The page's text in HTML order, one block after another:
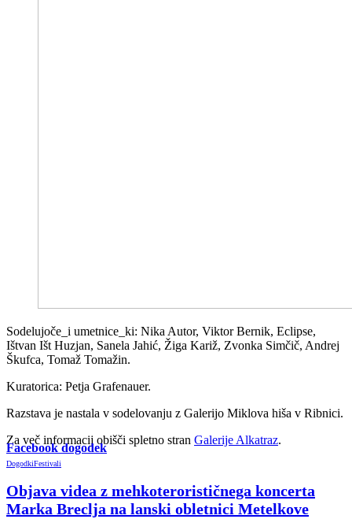
️Sodelujoče_i umetnice_ki: Nika Autor, Viktor Bernik, Eclipse,
Ištvan Išt Huzjan, Sanela Jahić, Žiga Kariž, Zvonka Simčič, Andrej
Škufca, Tomaž Tomažin.
Kuratorica: Petja Grafenauer.
Razstava je nastala v sodelovanju z Galerijo Miklova hiša v Ribnici.
Za več informacij obišči spletno stran Galerije Alkatraz.
Facebook dogodek
DogodkiFestivali
Objava videa z mehkoterorističnega koncerta
Marka Breclja na lanski obletnici Metelkove